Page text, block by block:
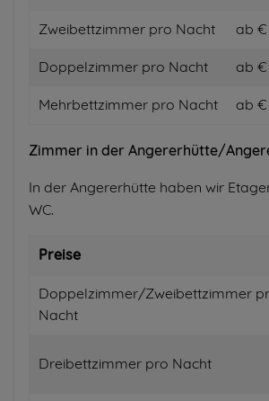
Zweibettzimmer pro Nacht ab €
Doppelzimmer pro Nacht ab €
Mehrbettzimmer pro Nacht ab €
Zimmer in der Angererhütte/
In der Angererhütte haben wir
WC.
Preise
Doppelzimmer/Zweibettzimmer
Nacht
Dreibettzimmer pro Nacht